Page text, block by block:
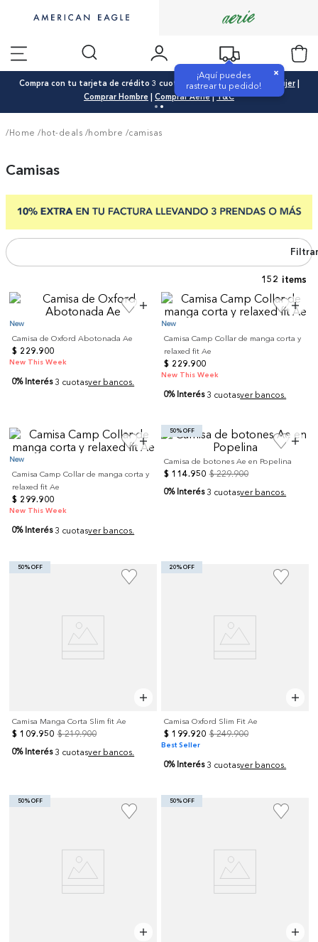
¡Aquí puedes
rastrear tu pedido!
×
Compra con tu tarjeta de crédito 3 cuotas 0% interés |Comprar Mujer|
Comprar Hombre | Comprar Aerie|T&C
/Home / hot-deals /hombre /camisas
Camisas
152
New
Camisa de Oxford Abotonada Ae
$ 229.900
New This Week
0% Interés 3 cuotasver bancos.
New
Camisa Camp Collar de manga corta y
relaxed fit Ae
$ 229.900
New This Week
0% Interés 3 cuotasver bancos.
New
Camisa Camp Collar de manga corta y
relaxed fit Ae
$ 299.900
New This Week
0% Interés 3 cuotasver bancos.
50% OFF
Camisa de botones Ae en Popelina
$ 114.950 $ 229.900
0% Interés 3 cuotasver bancos.
50% OFF
Camisa Manga Corta Slim fit Ae
$ 109.950 $ 219.900
0% Interés 3 cuotasver bancos.
20% OFF
Camisa Oxford Slim Fit Ae
$ 199.920 $ 249.900
Best Seller
0% Interés 3 cuotasver bancos.
50% OFF 50% OFF